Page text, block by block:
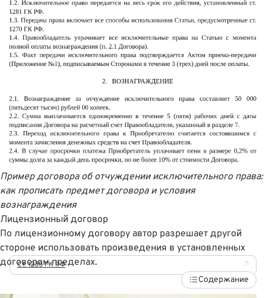
Пример договора об отчуждении исключительного права:
как прописать предмет договора и условия
вознаграждения
Лицензионный договор
По лицензионному договору автор разрешает другой
стороне использовать произведения в установленных
договором пределах.
Ст. 1235 ГК РФ
Содержание